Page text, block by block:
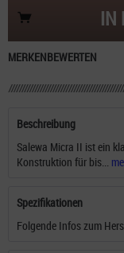
IN
MERKENBEWERTEN
Beschreibung
Salewa Micra II ist ein
Konstruktion für bis...
Spezifikationen
Folgende Infos zum